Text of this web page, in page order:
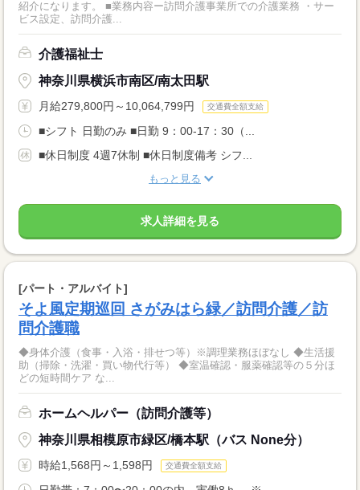
紹介になります。 ■業務内容ー訪問介護事業所での介護業務 ・サー
ビス設定、訪問介護...
介護福祉士
神奈川県横浜市南区/南太田駅
月給279,800円～10,064,799円 交通費全額支給
■シフト 日勤のみ ■日勤 9：00-17：30（...
■休日制度 4週7休制 ■休日制度備考 シフ...
もっと見る
求人詳細を見る
[パート・アルバイト]
そよ風定期巡回 さがみはら緑／訪問介護／訪
問介護職
◆身体介護（食事・入浴・排せつ等）※調理業務ほぼなし ◆生活援
助（掃除・洗濯・買い物代行等） ◆室温確認・服薬確認等の５分ほ
どの短時間ケア な...
ホームヘルパー（訪問介護等）
神奈川県相模原市緑区/橋本駅（バス None分）
時給1,568円～1,598円 交通費全額支給